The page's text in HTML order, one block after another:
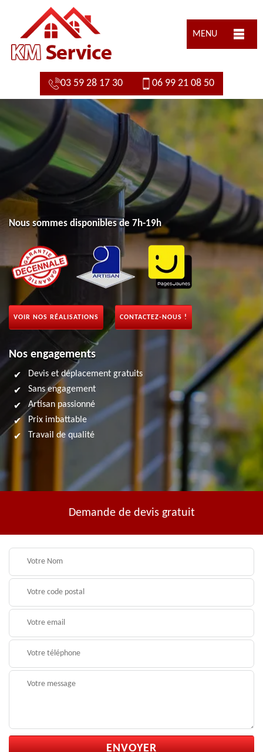
MENU
03 59 28 17 30 06 99 21 08 50
Nous sommes disponibles de 7h-19h
VOIR NOS RÉALISATIONS CONTACTEZ-NOUS !
Nos engagements
Devis et déplacement gratuits
Sans engagement
Artisan passionné
Prix imbattable
Travail de qualité
Demande de devis gratuit